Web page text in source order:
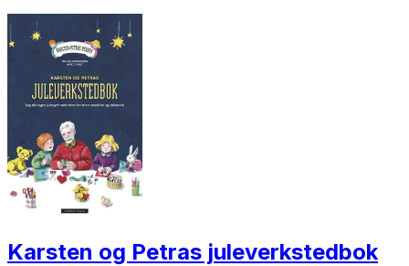
Karsten og Petras juleverkstedbok